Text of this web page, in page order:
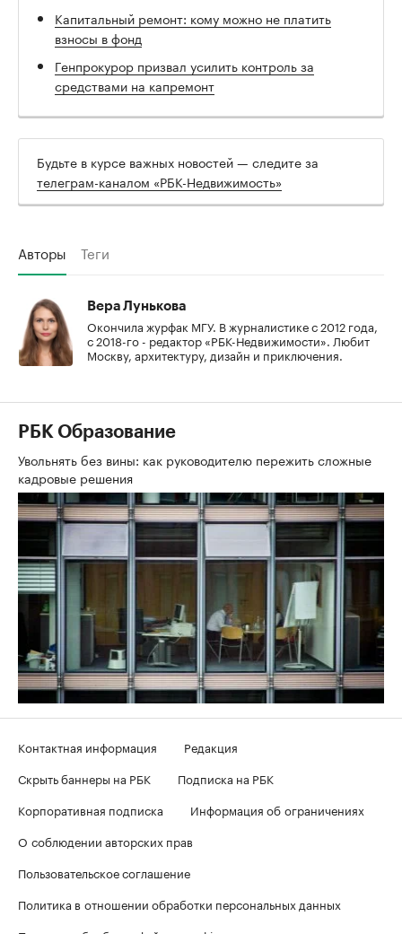
Капитальный ремонт: кому можно не платить
взносы в фонд
Генпрокурор призвал усилить контроль за
средствами на капремонт
Будьте в курсе важных новостей — следите за
телеграм-каналом «РБК-Недвижимость»
Авторы Теги
Вера Лунькова
Окончила журфак МГУ. В журналистике с 2012 года,
с 2018-го - редактор «РБК-Недвижимости». Любит
Москву, архитектуру, дизайн и приключения.
РБК Образование
Увольнять без вины: как руководителю пережить сложные
кадровые решения
Контактная информация
Редакция
Скрыть баннеры на РБК
Подписка на РБК
Корпоративная подписка
Информация об ограничениях
О соблюдении авторских прав
Пользовательское соглашение
Политика в отношении обработки персональных данных